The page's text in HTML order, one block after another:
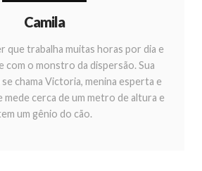
Camila
que trabalha muitas horas por dia e
com o monstro da dispersão. Sua
chama Victoria, menina esperta e
mede cerca de um metro de altura e
um gênio do cão.